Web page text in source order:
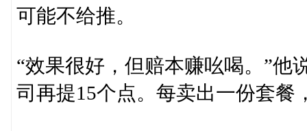
可能不给推。
“效果很好，但赔本赚吆喝。”他
司再提15个点。每卖出一份套餐